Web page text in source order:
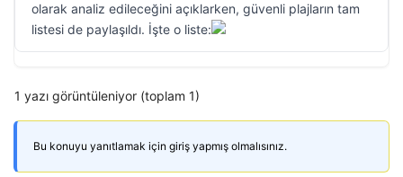
olarak analiz edileceğini açıklarken, güvenli plajların tam
listesi de paylaşıldı. İşte o liste:
1 yazı görüntüleniyor (toplam 1)
Bu konuyu yanıtlamak için giriş yapmış olmalısınız.